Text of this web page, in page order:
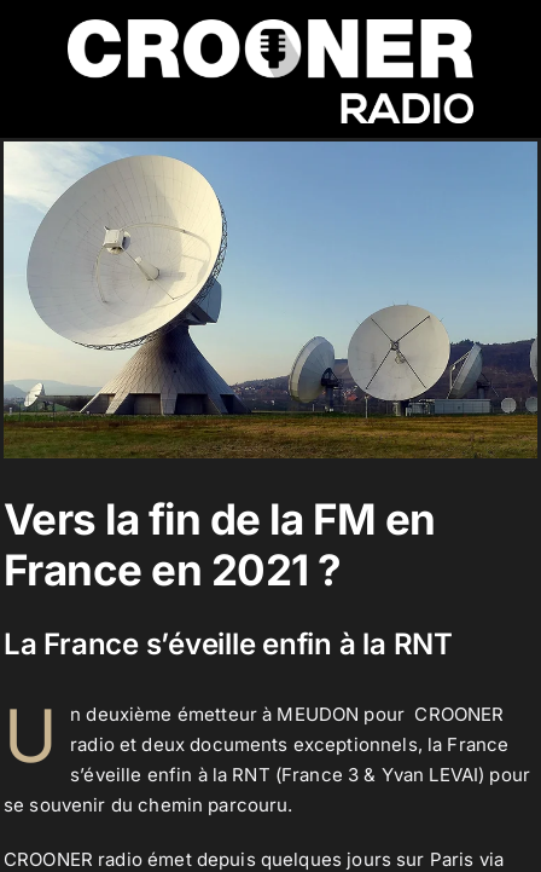
contenu
Accueil
Podcasts
Actualités
Nos flux audio
Télécharger notre application
Contact
Vers la fin de la FM en
France en 2021 ?
La France s’éveille enfin à la RNT
U
n deuxième émetteur à MEUDON pour CROONER
radio et deux documents exceptionnels, la France
s’éveille enfin à la RNT (France 3 & Yvan LEVAI) pour
se souvenir du chemin parcouru.
CROONER radio émet depuis quelques jours sur Paris via